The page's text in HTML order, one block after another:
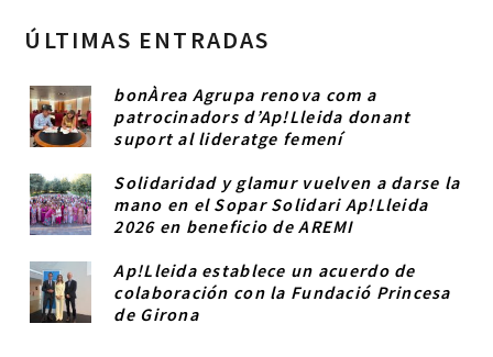
ÚLTIMAS ENTRADAS
bonÀrea Agrupa renova com a
patrocinadors d’Ap!Lleida donant
suport al lideratge femení
Solidaridad y glamur vuelven a darse la
mano en el Sopar Solidari Ap!Lleida
2026 en beneficio de AREMI
Ap!Lleida establece un acuerdo de
colaboración con la Fundació Princesa
de Girona